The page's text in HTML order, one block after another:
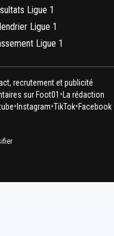
Ligue 1
Ligue 1
Ligue 1
recrutement et publicité
sur Foot01 • La rédaction
• Instagram•TikTok•Facebook